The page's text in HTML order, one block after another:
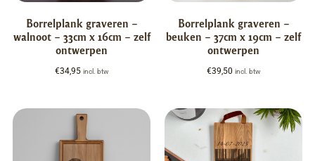
Borrelplank graveren –
walnoot – 33cm x 16cm – zelf
ontwerpen
€34,95 incl. btw
Borrelplank graveren –
beuken – 37cm x 19cm – zelf
ontwerpen
€39,50 incl. btw